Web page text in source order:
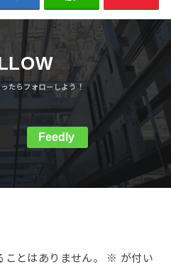
Feedly
とはありません。 ※ が付い